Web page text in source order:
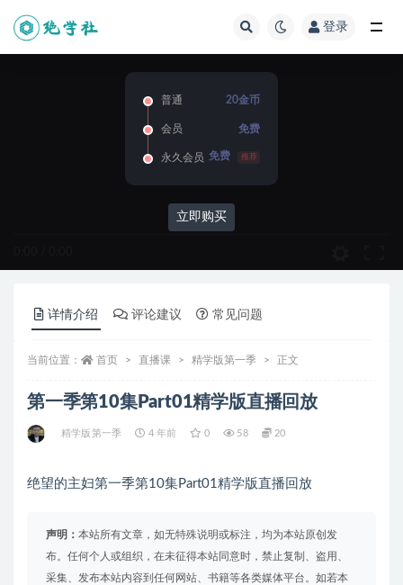
登录
普通 20金币
会员 免费
永久会员 免费 推荐
立即购买
详情介绍 评论建议 常见问题
当前位置： 首页 直播课 精学版第一季 正文
第一季第10集Part01精学版直播回放
精学版第一季 4 年前 0 58 20
绝望的主妇第一季第10集Part01精学版直播回放
声明： 本站所有文章，如无特殊说明或标注，均为本站原创发
布。任何个人或组织，在未征得本站同意时，禁止复制、盗用、
采集、发布本站内容到任何网站、书籍等各类媒体平台。如若本